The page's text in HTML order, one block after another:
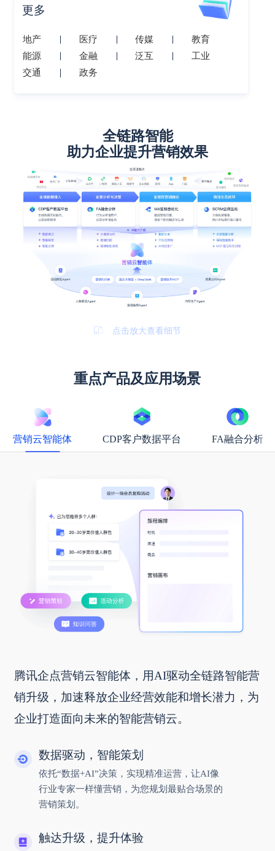
更多
地产 医疗 传媒
教育
能源
金融 泛互
工业
交通
政务
全链路智能
助力企业提升营销效果
点击放大查看细节
重点产品及应用场景
营销云智能体 CDP客户数据平台 FA融合分析
腾讯企点营销云智能体，用AI驱动全链路智能营
销升级，加速释放企业经营效能和增长潜力，为
企业打造面向未来的智能营销云。
数据驱动，智能策划
依托“数据+AI”决策，实现精准运营，让AI像
行业专家一样懂营销，为您规划最贴合场景的
营销策划。
触达升级，提升体验